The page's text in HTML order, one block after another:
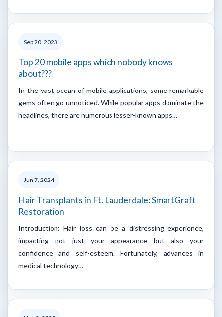
Sep 20, 2023
Top 20 mobile apps which nobody knows
about???
In the vast ocean of mobile applications, some remarkable
gems often go unnoticed. While popular apps dominate the
headlines, there are numerous lesser-known apps…
Jun 7, 2024
Hair Transplants in Ft. Lauderdale: SmartGraft
Restoration
Introduction: Hair loss can be a distressing experience,
impacting not just your appearance but also your
confidence and self-esteem. Fortunately, advances in
medical technology…